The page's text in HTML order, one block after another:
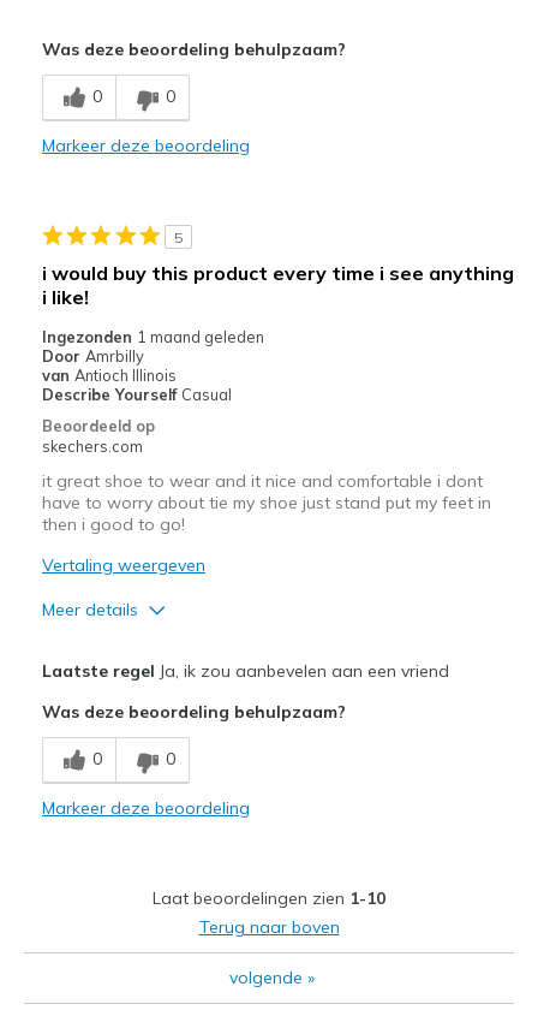
Beste toepassingen
Casual Wear
Sizing
Was deze beoordeling behulpzaam?
0 0
Markeer deze beoordeling
5
i would buy this product every time i see anything
i like!
Ingezonden 1 maand geleden
Door Amrbilly
van Antioch Illinois
Describe Yourself Casual
Beoordeeld op
skechers.com
it great shoe to wear and it nice and comfortable i dont
have to worry about tie my shoe just stand put my feet in
then i good to go!
Vertaling weergeven
Meer details
Minpunten
Need Break In
Feels true to width
Shoes are for Wearing
Laatste regel Ja, ik zou aanbevelen aan een vriend
Was deze beoordeling behulpzaam?
0 0
Markeer deze beoordeling
Laat beoordelingen zien 1-10
Terug naar boven
volgende »